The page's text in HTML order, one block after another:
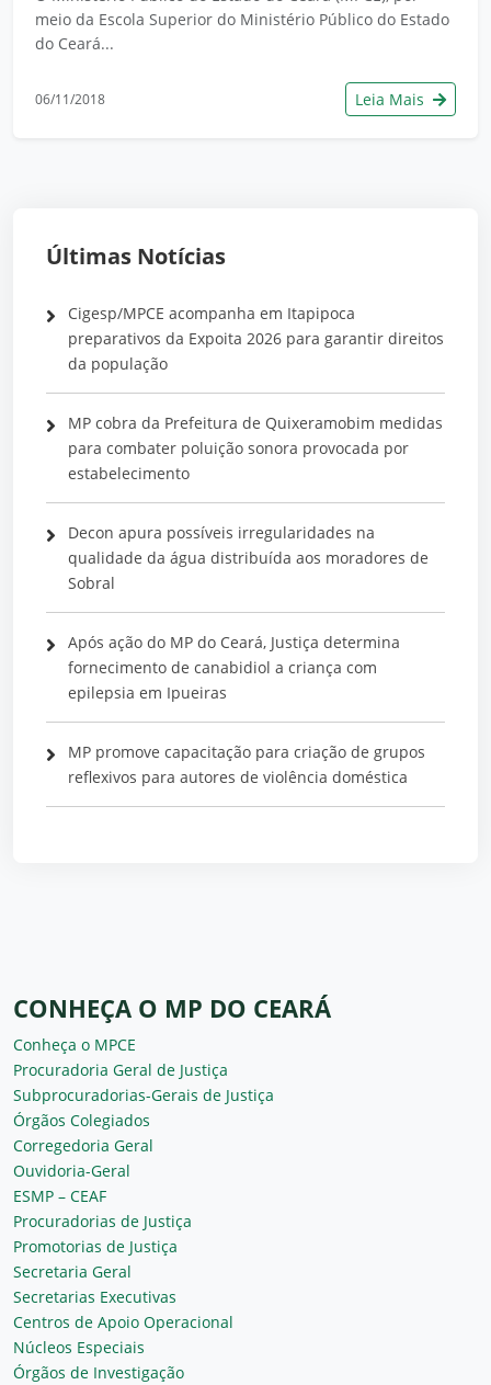
meio da Escola Superior do Ministério Público do Estado
do Ceará...
06/11/2018 Leia Mais
Últimas Notícias
Cigesp/MPCE acompanha em Itapipoca
preparativos da Expoita 2026 para garantir direitos
da população
MP cobra da Prefeitura de Quixeramobim medidas
para combater poluição sonora provocada por
estabelecimento
Decon apura possíveis irregularidades na
qualidade da água distribuída aos moradores de
Sobral
Após ação do MP do Ceará, Justiça determina
fornecimento de canabidiol a criança com
epilepsia em Ipueiras
MP promove capacitação para criação de grupos
reflexivos para autores de violência doméstica
CONHEÇA O MP DO CEARÁ
Conheça o MPCE
Procuradoria Geral de Justiça
Subprocuradorias-Gerais de Justiça
Órgãos Colegiados
Corregedoria Geral
Ouvidoria-Geral
ESMP – CEAF
Procuradorias de Justiça
Promotorias de Justiça
Secretaria Geral
Secretarias Executivas
Centros de Apoio Operacional
Núcleos Especiais
Órgãos de Investigação